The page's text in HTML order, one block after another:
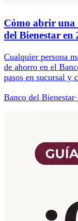
Cómo abrir una
del Bienestar en
Cualquier persona
de ahorro en el
pasos en sucursal y
Banco del Bienestar·